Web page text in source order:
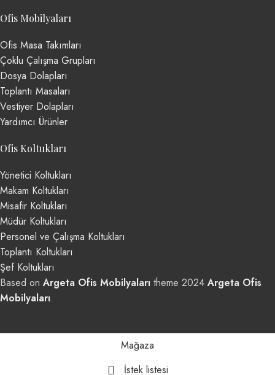
Ofis Mobilyaları
Ofis Masa Takımları
Çoklu Çalışma Grupları
Dosya Dolapları
Toplantı Masaları
Vestiyer Dolapları
Yardımcı Ürünler
Ofis Koltukları
Yönetici Koltukları
Makam Koltukları
Misafir Koltukları
Müdür Koltukları
Personel ve Çalışma Koltukları
Toplantı Koltukları
Şef Koltukları
Based onArgeta Ofis Mobilyaları theme 2024Argeta Ofis
Mobilyaları.
Mağaza
İstek listesi